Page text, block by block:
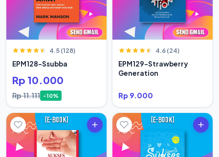
4.5 (128)
EPM128-Ssubba
Rp 10.000
Rp 11.111 -10%
4.6 (24)
EPM129-Strawberry
Generation
Rp 9.000